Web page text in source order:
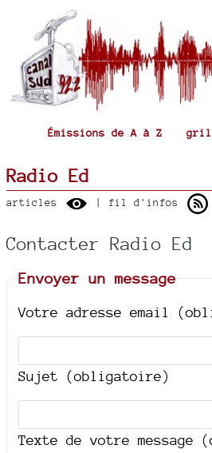
Émissions de A à Z
Radio Ed
articles | fil d'infos
Contacter Radio Ed
Envoyer un message
Votre adresse email
Sujet (obligatoire)
Texte de votre message